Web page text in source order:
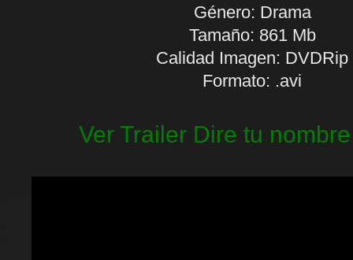
Género: Drama
Tamaño: 861 Mb
Calidad Imagen: DVDRip
Formato: .avi
Ver Trailer Dire tu